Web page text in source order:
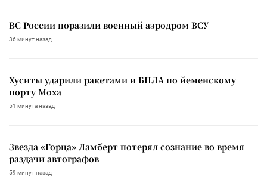
ВС России поразили военный аэродром ВСУ
36 минут назад
Хуситы ударили ракетами и БПЛА по йеменскому
порту Моха
51 минута назад
Звезда «Горца» Ламберт потерял сознание во время
раздачи автографов
59 минут назад